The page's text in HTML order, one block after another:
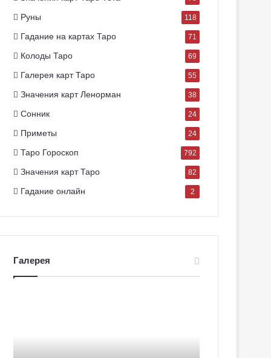
Руны 118
Гадание на картах Таро 71
Колоды Таро 69
Галерея карт Таро 55
Значения карт Ленорман 38
Сонник 24
Приметы 24
Таро Гороскоп 792
Значения карт Таро 82
Гадание онлайн 2
Галерея